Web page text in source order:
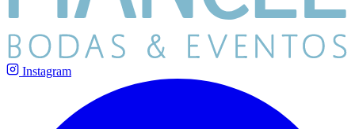
Instagram